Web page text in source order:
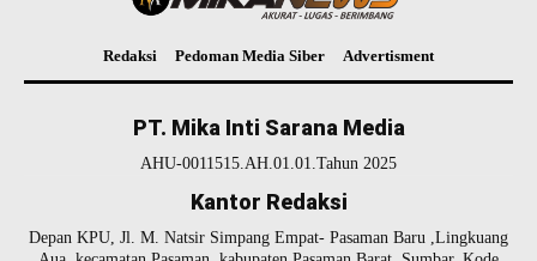
Redaksi Pedoman Media Siber Advertisment
PT. Mika Inti Sarana Media
AHU-0011515.AH.01.01.Tahun 2025
Kantor Redaksi
Depan KPU, Jl. M. Natsir Simpang Empat- Pasaman Baru ,Lingkuang